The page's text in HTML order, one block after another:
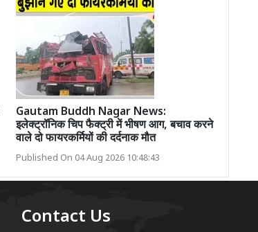
Gautam Buddh Nagar News:
इलेक्ट्रॉनिक चिप फैक्ट्री में भीषण आग, बचाव करने
वाले दो फायरकर्मियों की दर्दनाक मौत
Published On 04 Aug 2026 10:48:43
Contact Us